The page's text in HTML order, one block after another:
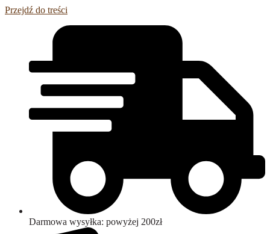
Przejdź do treści
Darmowa wysyłka: powyżej 200zł